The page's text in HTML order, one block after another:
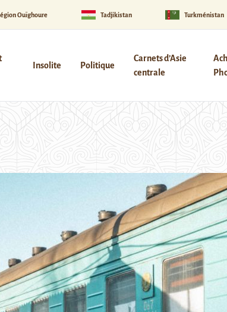
Ouïghoure Tadjikistan Turkménistan
Insolite Politique
Carnets d’Asie
centrale